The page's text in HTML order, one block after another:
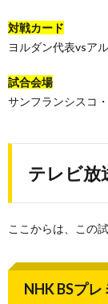
対戦カード
ヨルダン代表vsア
試合会場
サンフランシスコ
テレビ放
ここからは、この
NHK BSプ